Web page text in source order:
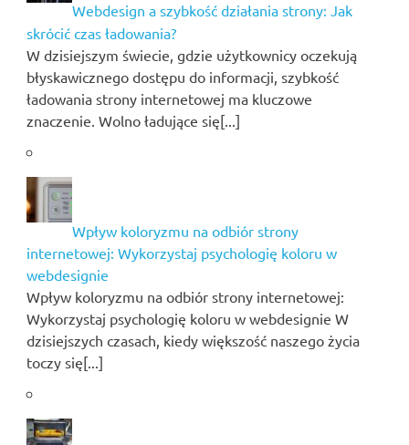
Webdesign a szybkość działania strony: Jak
skrócić czas ładowania?
W dzisiejszym świecie, gdzie użytkownicy oczekują
błyskawicznego dostępu do informacji, szybkość
ładowania strony internetowej ma kluczowe
znaczenie. Wolno ładujące się[...]
Wpływ koloryzmu na odbiór strony
internetowej: Wykorzystaj psychologię koloru w
webdesignie
Wpływ koloryzmu na odbiór strony internetowej:
Wykorzystaj psychologię koloru w webdesignie W
dzisiejszych czasach, kiedy większość naszego życia
toczy się[...]